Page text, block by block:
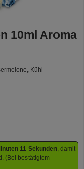
10ml Aroma
Kühl
11 Sekunden, damit
(Bei bestätigtem